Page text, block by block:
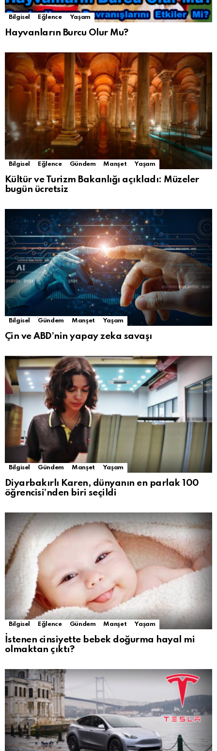
Bilgisel Eğlence Yaşam
Hayvanların Burcu Olur Mu?
Bilgisel Eğlence Gündem Manşet Yaşam
Kültür ve Turizm Bakanlığı açıkladı: Müzeler
bugün ücretsiz
Bilgisel Gündem Manşet Yaşam
Çin ve ABD’nin yapay zeka savaşı
Bilgisel Gündem Manşet Yaşam
Diyarbakırlı Karen, dünyanın en parlak 100
öğrencisi’nden biri seçildi
Bilgisel Eğlence Gündem Manşet Yaşam
İstenen cinsiyette bebek doğurma hayal mi
olmaktan çıktı?